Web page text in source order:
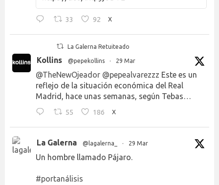
33 92 X
La Galerna Retuiteado
Kollins @pepekollins · 29 Mar
@TheNewOjeador @pepealvarezzz Este es un
reflejo de la situación económica del Real
Madrid, hace unas semanas, según Tebas…
55 186 X
La Galerna @lagalerna_ · 29 Mar
Un hombre llamado Pájaro.
#portanálisis